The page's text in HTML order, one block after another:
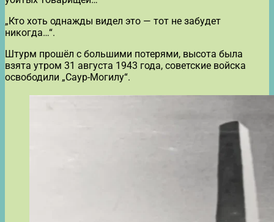
„Кто хоть однажды видел это — тот не забудет
никогда…“.
Штурм прошёл с большими потерями, высота была
взята утром 31 августа 1943 года, советские войска
освободили „Саур-Могилу“.